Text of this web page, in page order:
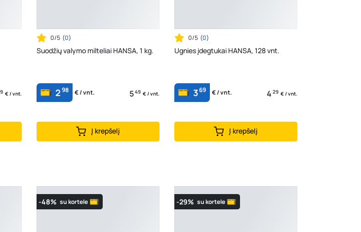
€ / vnt.
0/5 (0)
Suodžių valymo milteliai HANSA, 1 kg.
298 € / vnt. 549 € / vnt.
Į krepšelį
0/5 (0)
Ugnies įdegtukai HANSA, 128 vnt.
369 € / vnt. 4 29 € / vnt.
Į krepšelį
-48% su kortele -29% su kortele